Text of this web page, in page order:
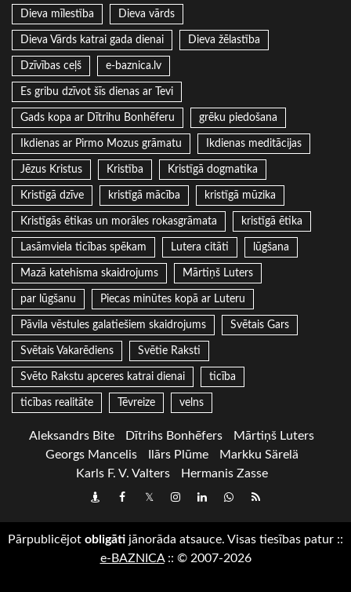
Dieva mīlestība Dieva vārds
Dieva Vārds katrai gada dienai Dieva žēlastība
Dzīvības ceļš e-baznica.lv
Es gribu dzīvot šīs dienas ar Tevi
Gads kopa ar Dītrihu Bonhēferu grēku piedošana
Ikdienas ar Pirmo Mozus grāmatu Ikdienas meditācijas
Jēzus Kristus Kristība Kristīgā dogmatika
Kristīgā dzīve kristīgā mācība kristīgā mūzika
Kristīgās ētikas un morāles rokasgrāmata kristīgā ētika
Lasāmviela ticības spēkam Lutera citāti lūgšana
Mazā katehisma skaidrojums Mārtiņš Luters
par lūgšanu Piecas minūtes kopā ar Luteru
Pāvila vēstules galatiešiem skaidrojums Svētais Gars
Svētais Vakarēdiens Svētie Raksti
Svēto Rakstu apceres katrai dienai ticība
ticības realitāte Tēvreize velns
Aleksandrs Bite Dītrihs Bonhēfers
Mārtiņš Luters
Georgs Mancelis
Ilārs Plūme
Markku Särelä
Karls F. V. Valters
Hermanis Zasse
DraugiemFacebook
TwitterInstagram
LinkedInwhatsapp
RSS
Pārpublicējot obligāti jānorāda atsauce. Visas tiesības patur ::
e-BAZNICA:: © 2007-2026